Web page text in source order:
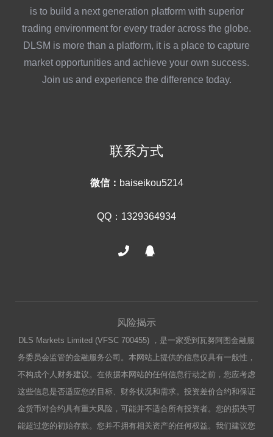
is to build a next generation platform with superior
trading environment for every trader across the globe.
DLSM is more than a platform, it is a place to capture
market opportunities and achieve your own success.
Join us and experience the difference today.
联系方式
微信： baiseikou5214
QQ：1329364934
风险揭示
DLS Markets Limited (VFSC 700455) ，是一家受到瓦努阿图金融服
务委员会监管的金融服务公司。本网站上提供的信息仅具有一般性，
不构成个人财务建议。在依据本网站的任何信息行动之前，您应考虑
这些信息是否适应您的目标、财务状况和需求。投资差价合约和保证
金货币对合约具有重大风险，可能并不适合所有投资者。您的损失可
能超过您的初始存款。您并不拥有相关资产的任何权益。我们建议您